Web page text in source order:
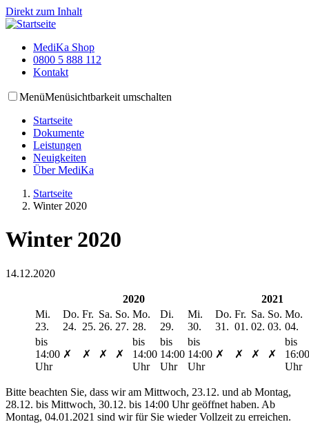
Direkt zum Inhalt
MediKa Shop
0800 5 888 112
Kontakt
MenüMenüsichtbarkeit umschalten
Startseite
Dokumente
Leistungen
Neuigkeiten
Über MediKa
Startseite
Winter 2020
Winter 2020
14.12.2020
2020
2021
Mi.
23.
Do.
24.
Fr.
25.
Sa.
26.
So.
27.
Mo.
28.
Di.
29.
Mi.
30.
Do.
31.
Fr.
01.
Sa.
02.
So.
03.
Mo.
04.
bis
14:00
Uhr
✗ ✗ ✗ ✗
bis
14:00
Uhr
bis
14:00
Uhr
bis
14:00
Uhr
✗ ✗ ✗ ✗
bis
16:00
Uhr
Bitte beachten Sie, dass wir am Mittwoch, 23.12. und ab Montag,
28.12. bis Mittwoch, 30.12. bis 14:00 Uhr geöffnet haben. Ab
Montag, 04.01.2021 sind wir für Sie wieder Vollzeit zu erreichen.